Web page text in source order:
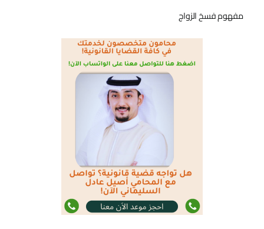
مفهوم فسخ الزواج